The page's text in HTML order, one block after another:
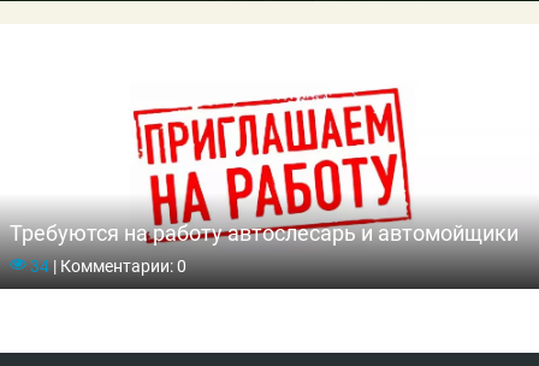
Требуются на работу автослесарь и автомойщики
34|Комментарии: 0